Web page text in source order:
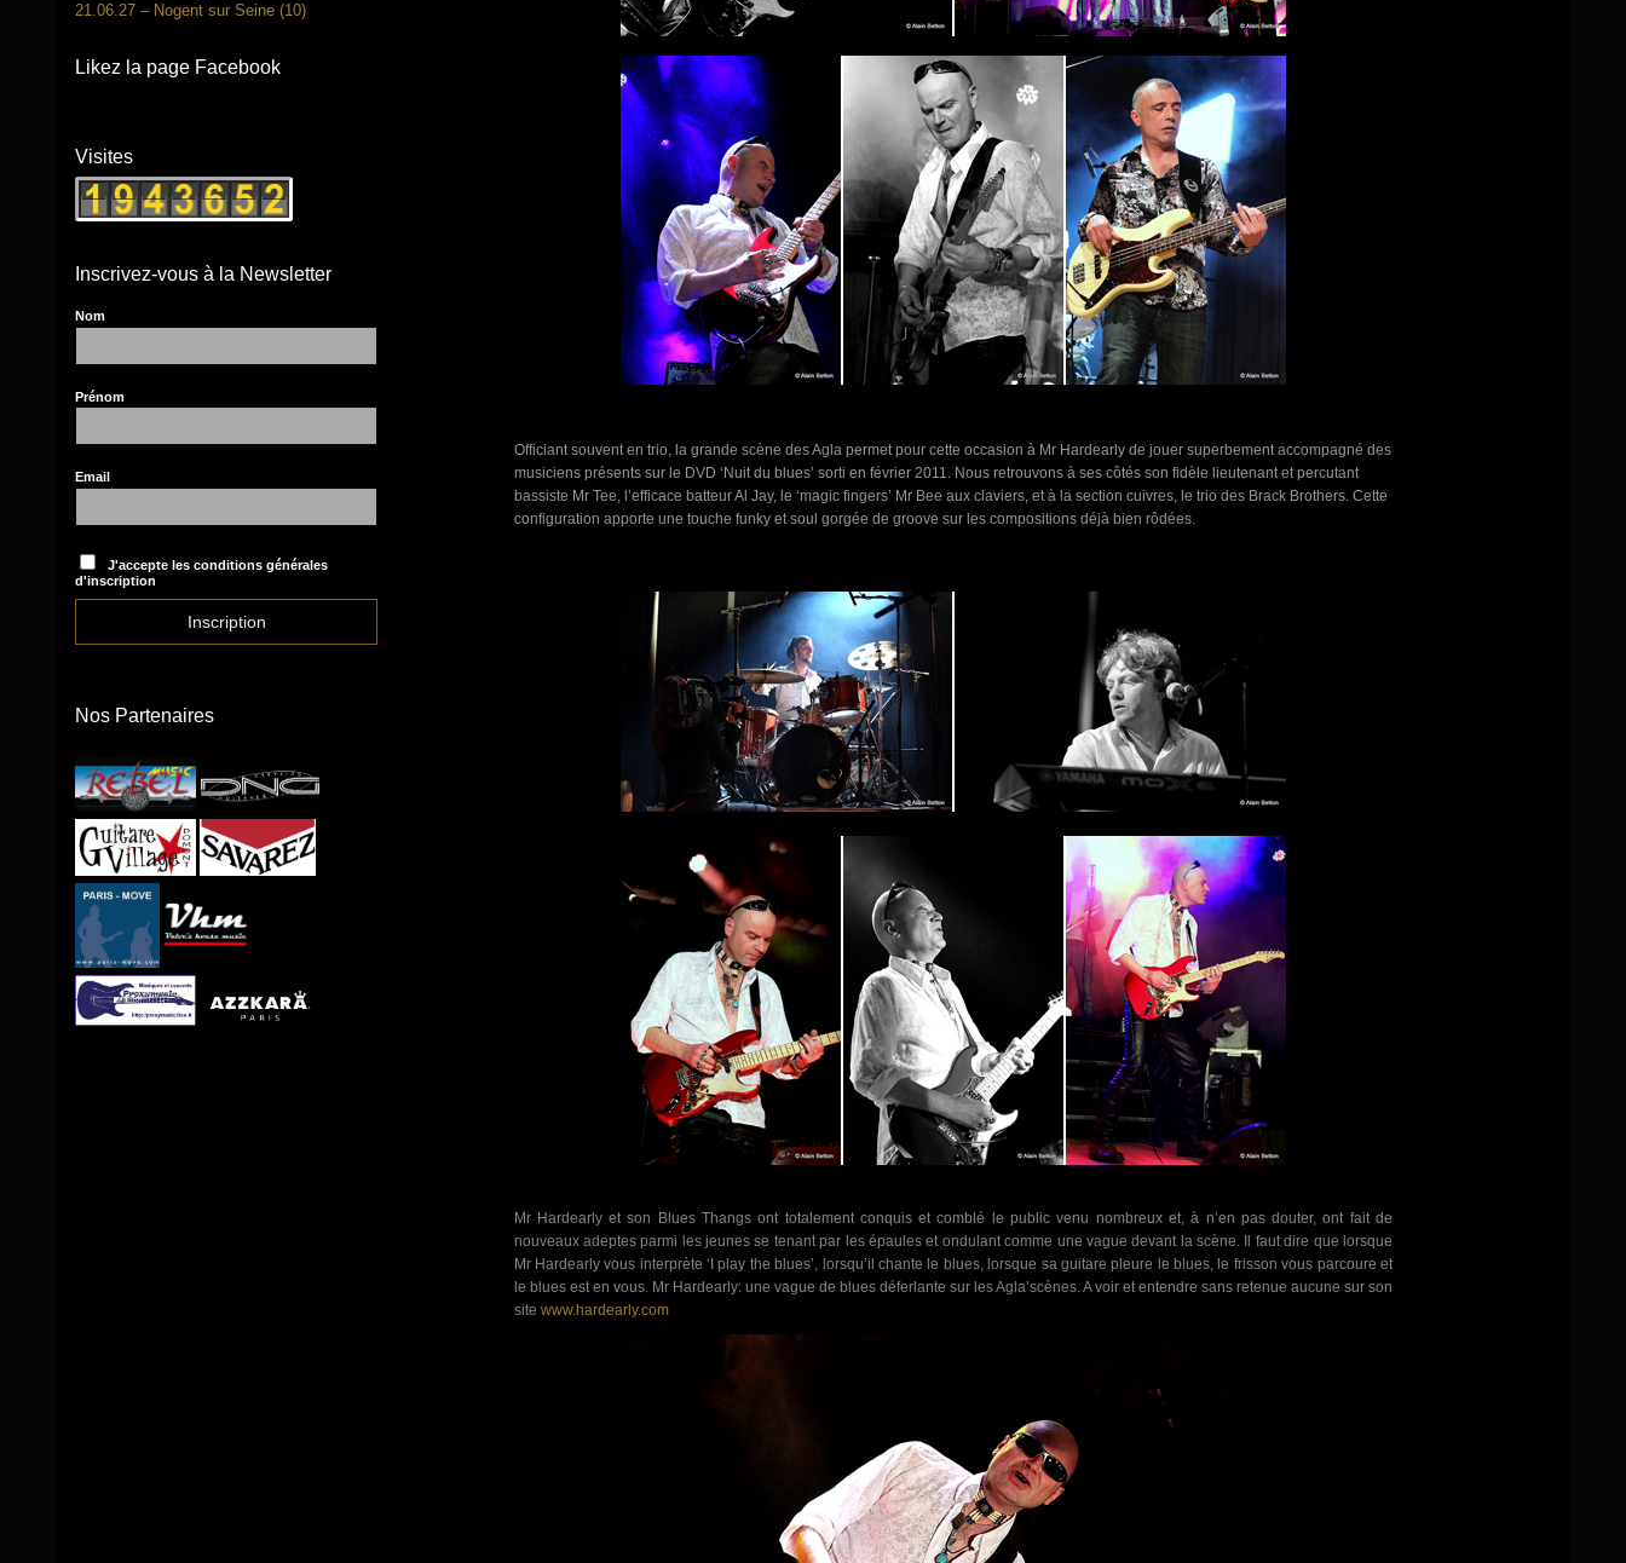
Officiant souvent en trio, la grande scène des Agla permet pour cette occasion à Mr Hardearly de jouer superbement accompagné des
musiciens présents sur le DVD ‘Nuit du blues’ sorti en février 2011. Nous retrouvons à ses côtés son fidèle lieutenant et percutant
bassiste Mr Tee, l’efficace batteur Al Jay, le ‘magic fingers’ Mr Bee aux claviers, et à la section cuivres, le trio des Brack Brothers. Cette
configuration apporte une touche funky et soul gorgée de groove sur les compositions déjà bien rôdées.
Mr Hardearly et son Blues Thangs ont totalement conquis et comblé le public venu nombreux et, à n’en pas douter, ont fait de
nouveaux adeptes parmi les jeunes se tenant par les épaules et ondulant comme une vague devant la scène. Il faut dire que lorsque
Mr Hardearly vous interprète ‘I play the blues’, lorsqu’il chante le blues, lorsque sa guitare pleure le blues, le frisson vous parcoure et
le blues est en vous. Mr Hardearly: une vague de blues déferlante sur les Agla’scènes. A voir et entendre sans retenue aucune sur son
site www.hardearly.com
21.06.27 – Nogent sur Seine (10)
Likez la page Facebook
Visites
Inscrivez-vous à la Newsletter
Nom
Prénom
Email
J'accepte les conditions générales
d'inscription
Nos Partenaires